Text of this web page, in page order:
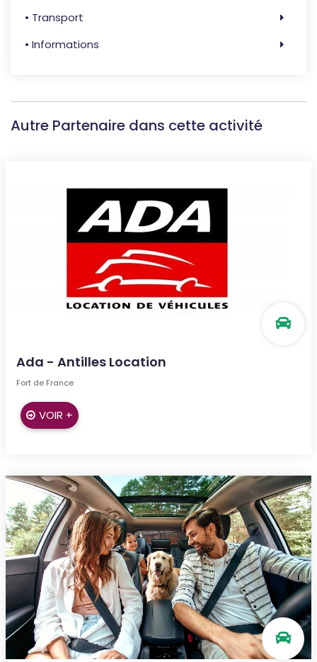
• Transport
• Informations
Autre Partenaire dans cette activité
Ada - Antilles Location
Fort de France
VOIR +